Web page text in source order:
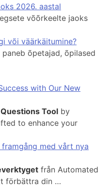
2026. aastal
võõrkeelte jaoks
või väärkäitumine?
õpetajad, õpilased
with Our New
Tool by
to enhance your
med vårt nya
från Automated
förbättra din …